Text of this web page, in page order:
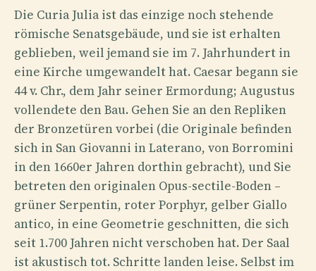
Die Curia Julia ist das einzige noch stehende
römische Senatsgebäude, und sie ist erhalten
geblieben, weil jemand sie im 7. Jahrhundert in
eine Kirche umgewandelt hat. Caesar begann sie
44 v. Chr., dem Jahr seiner Ermordung; Augustus
vollendete den Bau. Gehen Sie an den Repliken
der Bronzetüren vorbei (die Originale befinden
sich in San Giovanni in Laterano, von Borromini
in den 1660er Jahren dorthin gebracht), und Sie
betreten den originalen Opus-sectile-Boden –
grüner Serpentin, roter Porphyr, gelber Giallo
antico, in eine Geometrie geschnitten, die sich
seit 1.700 Jahren nicht verschoben hat. Der Saal
ist akustisch tot. Schritte landen leise. Selbst im